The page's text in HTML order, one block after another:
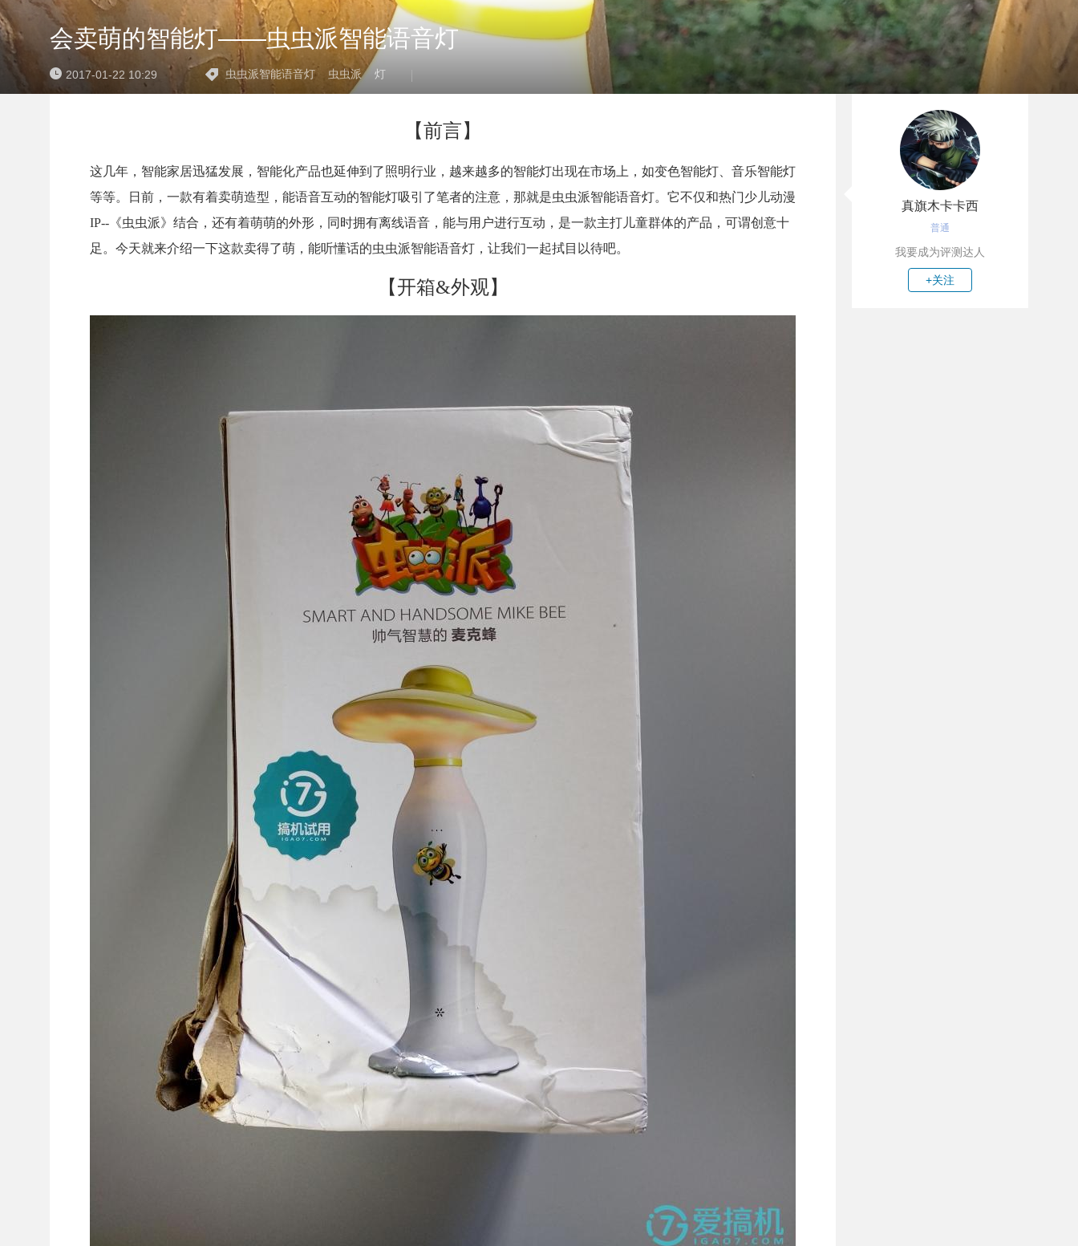
会卖萌的智能灯——虫虫派智能语音灯
2017-01-22 10:29 虫虫派智能语音灯 虫虫派 灯
【前言】
这几年，智能家居迅猛发展，智能化产品也延伸到了照明行业，越来越多的智能灯出现在市场上，如变色智能灯、音乐智能灯
等等。日前，一款有着卖萌造型，能语音互动的智能灯吸引了笔者的注意，那就是虫虫派智能语音灯。它不仅和热门少儿动漫
IP--《虫虫派》结合，还有着萌萌的外形，同时拥有离线语音，能与用户进行互动，是一款主打儿童群体的产品，可谓创意十
足。今天就来介绍一下这款卖得了萌，能听懂话的虫虫派智能语音灯，让我们一起拭目以待吧。
【开箱&外观】
真旗木卡卡西
普通
我要成为评测达人
+关注